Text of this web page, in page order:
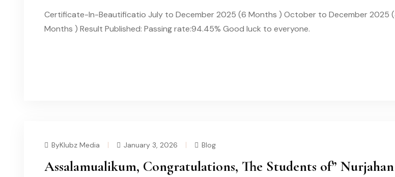
Certificate-In-Beautificatio July to December 2025 (6 Months ) October to December 2025
Months ) Result Published: Passing rate:94.45% Good luck to everyone.
ByKlubz Media January 3, 2026 Blog
Assalamualikum, Congratulations, The Students of” Nurjahan